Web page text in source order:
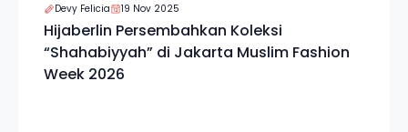
Devy Felicia 19 Nov 2025
Hijaberlin Persembahkan Koleksi
“Shahabiyyah” di Jakarta Muslim Fashion
Week 2026